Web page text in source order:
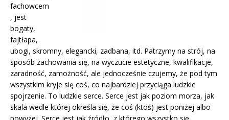
fachowcem
, jest
bogaty,
fajtłapa,
ubogi, skromny, elegancki, zadbana, itd. Patrzymy na strój, na
sposób zachowania się, na wyczucie estetyczne, kwalifikacje,
zaradność, zamożność, ale jednocześnie czujemy, że pod tym
wszystkim kryje się coś, co najbardziej przyciąga ludzkie
spojrzenie. To ludzkie serce. Serce jest jak poziom morza, jak
skala wedle której określa się, że coś (ktoś) jest poniżej albo